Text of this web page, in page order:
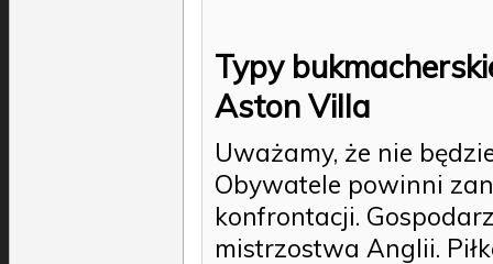
Typy
Aston Villa
Uważamy, że nie
Obywatele powinni
konfrontacji.
mistrzostwa Anglii.